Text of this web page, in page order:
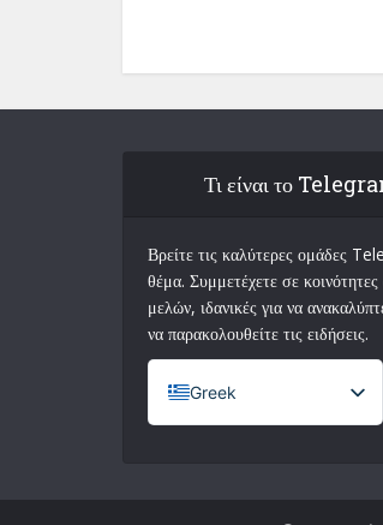
Τι είναι το
Βρείτε τις καλύτερες ομάδες
θέμα. Συμμετέχετε σε
μελών, ιδανικές για να
να παρακολουθείτε τις ειδήσεις.
Greek
French (France)